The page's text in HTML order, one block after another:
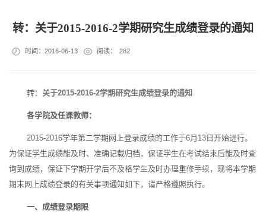
转：关于2015-2016-2学期研究生成绩登录的通知
时间：2016-06-13 阅读： 282
转： 关于2015-2016-2学期研究生成绩登录的通知
各学院及任课教师：
2015-2016学年第二学期网上登录成绩的工作于6月13日开始进行。
为保证学生成绩能及时、准确记载归档，保证学生在考试结束后能及时查
询到成绩，保证下学期开学后不及格学生及时办理重修手续，现将本学期
期末网上成绩登录的有关事项通知如下，请严格遵照执行。
一、成绩登录期限